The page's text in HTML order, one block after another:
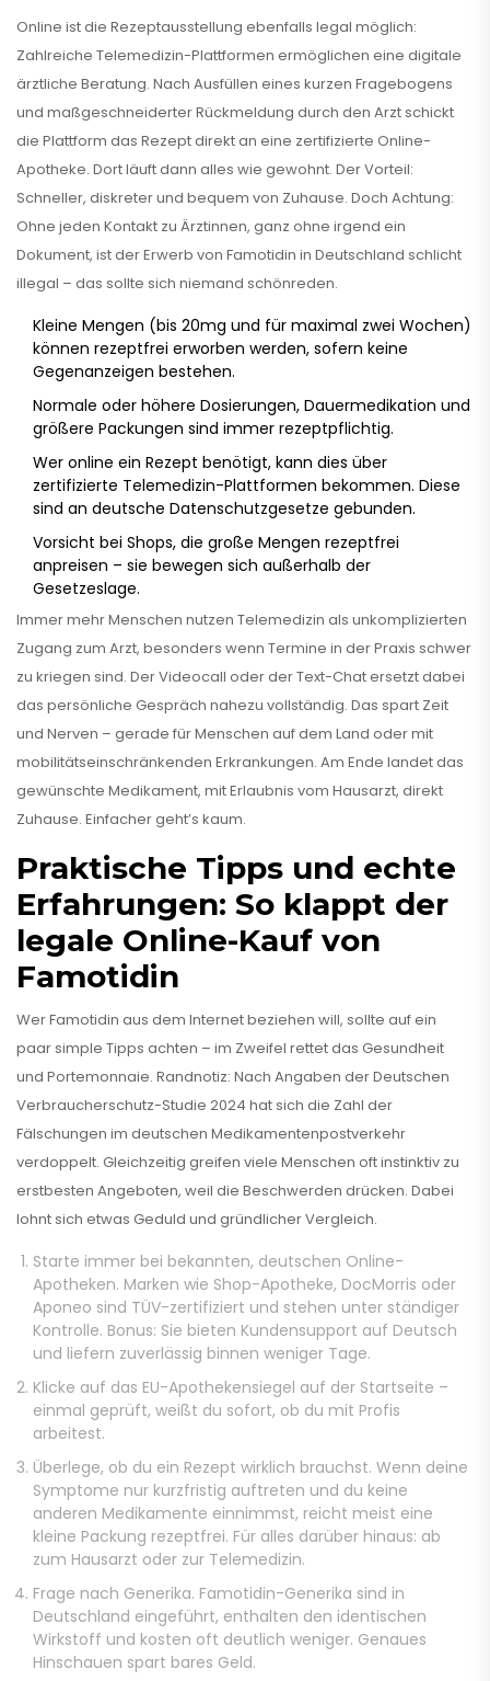
Online ist die Rezeptausstellung ebenfalls legal möglich:
Zahlreiche Telemedizin-Plattformen ermöglichen eine digitale
ärztliche Beratung. Nach Ausfüllen eines kurzen Fragebogens
und maßgeschneiderter Rückmeldung durch den Arzt schickt
die Plattform das Rezept direkt an eine zertifizierte Online-
Apotheke. Dort läuft dann alles wie gewohnt. Der Vorteil:
Schneller, diskreter und bequem von Zuhause. Doch Achtung:
Ohne jeden Kontakt zu Ärztinnen, ganz ohne irgend ein
Dokument, ist der Erwerb von Famotidin in Deutschland schlicht
illegal – das sollte sich niemand schönreden.
Kleine Mengen (bis 20mg und für maximal zwei Wochen)
können rezeptfrei erworben werden, sofern keine
Gegenanzeigen bestehen.
Normale oder höhere Dosierungen, Dauermedikation und
größere Packungen sind immer rezeptpflichtig.
Wer online ein Rezept benötigt, kann dies über
zertifizierte Telemedizin-Plattformen bekommen. Diese
sind an deutsche Datenschutzgesetze gebunden.
Vorsicht bei Shops, die große Mengen rezeptfrei
anpreisen – sie bewegen sich außerhalb der
Gesetzeslage.
Immer mehr Menschen nutzen Telemedizin als unkomplizierten
Zugang zum Arzt, besonders wenn Termine in der Praxis schwer
zu kriegen sind. Der Videocall oder der Text-Chat ersetzt dabei
das persönliche Gespräch nahezu vollständig. Das spart Zeit
und Nerven – gerade für Menschen auf dem Land oder mit
mobilitätseinschränkenden Erkrankungen. Am Ende landet das
gewünschte Medikament, mit Erlaubnis vom Hausarzt, direkt
Zuhause. Einfacher geht’s kaum.
Praktische Tipps und echte
Erfahrungen: So klappt der
legale Online-Kauf von
Famotidin
Wer Famotidin aus dem Internet beziehen will, sollte auf ein
paar simple Tipps achten – im Zweifel rettet das Gesundheit
und Portemonnaie. Randnotiz: Nach Angaben der Deutschen
Verbraucherschutz-Studie 2024 hat sich die Zahl der
Fälschungen im deutschen Medikamentenpostverkehr
verdoppelt. Gleichzeitig greifen viele Menschen oft instinktiv zu
erstbesten Angeboten, weil die Beschwerden drücken. Dabei
lohnt sich etwas Geduld und gründlicher Vergleich.
Starte immer bei bekannten, deutschen Online-
Apotheken. Marken wie Shop-Apotheke, DocMorris oder
Aponeo sind TÜV-zertifiziert und stehen unter ständiger
Kontrolle. Bonus: Sie bieten Kundensupport auf Deutsch
und liefern zuverlässig binnen weniger Tage.
Klicke auf das EU-Apothekensiegel auf der Startseite –
einmal geprüft, weißt du sofort, ob du mit Profis
arbeitest.
Überlege, ob du ein Rezept wirklich brauchst. Wenn deine
Symptome nur kurzfristig auftreten und du keine
anderen Medikamente einnimmst, reicht meist eine
kleine Packung rezeptfrei. Für alles darüber hinaus: ab
zum Hausarzt oder zur Telemedizin.
Frage nach Generika. Famotidin-Generika sind in
Deutschland eingeführt, enthalten den identischen
Wirkstoff und kosten oft deutlich weniger. Genaues
Hinschauen spart bares Geld.